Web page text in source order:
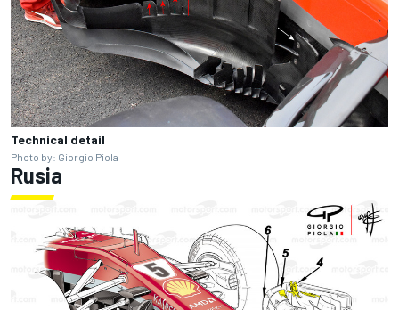
Technical detail
Photo by: Giorgio Piola
Rusia